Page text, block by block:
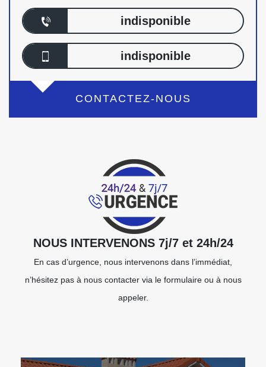
indisponible
indisponible
CONTACTEZ-NOUS
NOUS INTERVENONS 7j/7 et 24h/24
En cas d’urgence, nous intervenons dans l’immédiat,
n’hésitez pas à nous contacter via le formulaire ou à nous
appeler.